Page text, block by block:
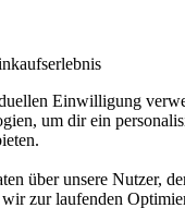
Einwilligung
um dir ein
über unsere Nutzer,
zur laufenden